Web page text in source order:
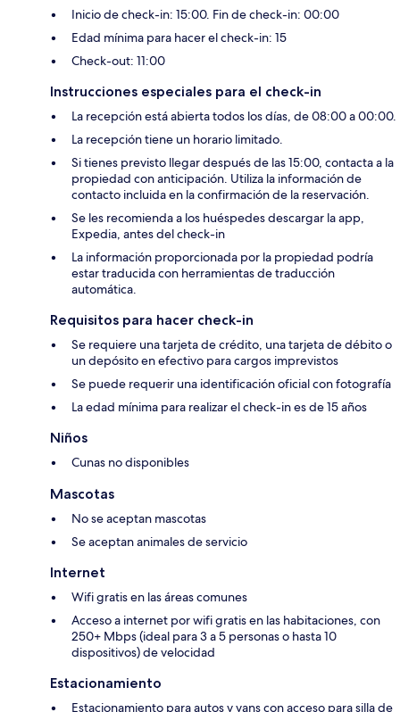
Inicio de check-in: 15:00. Fin de check-in: 00:00
Edad mínima para hacer el check-in: 15
Check-out: 11:00
Instrucciones especiales para el check-in
La recepción está abierta todos los días, de 08:00 a 00:00.
La recepción tiene un horario limitado.
Si tienes previsto llegar después de las 15:00, contacta a la
propiedad con anticipación. Utiliza la información de
contacto incluida en la confirmación de la reservación.
Se les recomienda a los huéspedes descargar la app,
Expedia, antes del check-in
La información proporcionada por la propiedad podría
estar traducida con herramientas de traducción
automática.
Requisitos para hacer check-in
Se requiere una tarjeta de crédito, una tarjeta de débito o
un depósito en efectivo para cargos imprevistos
Se puede requerir una identificación oficial con fotografía
La edad mínima para realizar el check-in es de 15 años
Niños
Cunas no disponibles
Mascotas
No se aceptan mascotas
Se aceptan animales de servicio
Internet
Wifi gratis en las áreas comunes
Acceso a internet por wifi gratis en las habitaciones, con
250+ Mbps (ideal para 3 a 5 personas o hasta 10
dispositivos) de velocidad
Estacionamiento
Estacionamiento para autos y vans con acceso para silla de